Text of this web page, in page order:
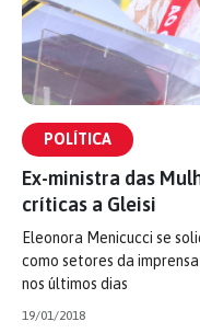
POLÍTICA
Ex-ministra das
críticas a Gleisi
Eleonora Menicucci se
como setores da
nos últimos dias
19/01/2018